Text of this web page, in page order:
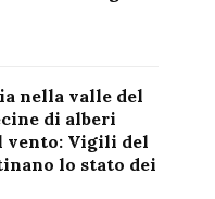
nella valle del
di alberi
vento: Vigili del
lo stato dei